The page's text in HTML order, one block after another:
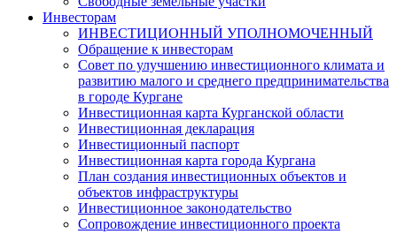
Инвесторам
ИНВЕСТИЦИОННЫЙ УПОЛНОМОЧЕННЫЙ
Обращение к инвесторам
Совет по улучшению инвестиционного климата и
развитию малого и среднего предпринимательства
в городе Кургане
Инвестиционная карта Курганской области
Инвестиционная декларация
Инвестиционный паспорт
Инвестиционная карта города Кургана
План создания инвестиционных объектов и
объектов инфраструктуры
Инвестиционное законодательство
Сопровождение инвестиционного проекта